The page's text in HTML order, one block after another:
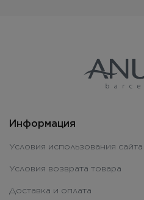
Информация
Условия использования сайта
Условия возврата товара
Доставка и оплата